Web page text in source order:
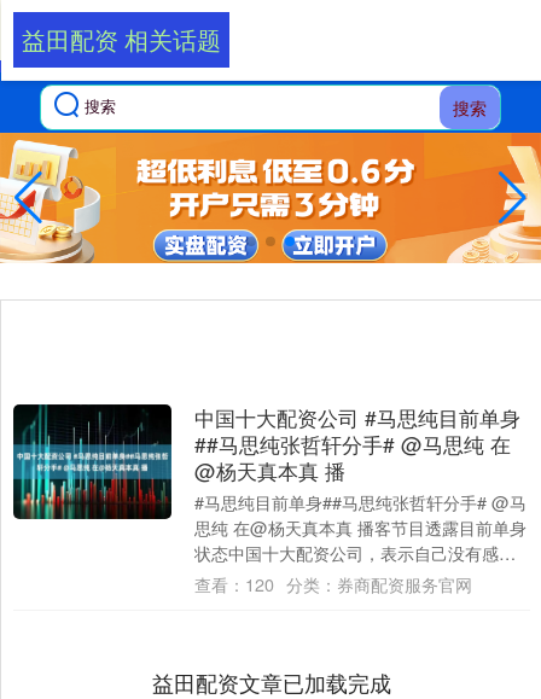
搜索
益田配资 相关话题
中国十大配资公司 #马思纯目前单身
##马思纯张哲轩分手# @马思纯 在
@杨天真本真 播
#马思纯目前单身##马思纯张哲轩分手# @马
思纯 在@杨天真本真 播客节目透露目前单身
状态中国十大配资公司，表示自己没有感情
并不会受不了中国十大配资公司，享受事....
查看： 120 分类： 券商配资服务官网
益田配资文章已加载完成